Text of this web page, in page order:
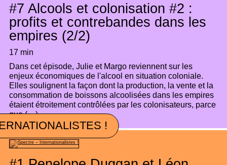
#7 Alcools et colonisation #2 :
profits et contrebandes dans les
empires (2/2)
17 min
Dans cet épisode, Julie et Margo reviennent sur les
enjeux économiques de l'alcool en situation coloniale.
Elles soulignent la façon dont la production, la vente et la
consommation de boissons alcoolisées dans les empires
étaient étroitement contrôlées par les colonisateurs, parce
que (…)
!